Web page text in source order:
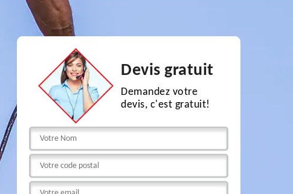
Devis gratuit
Demandez votre
devis, c'est gratuit!